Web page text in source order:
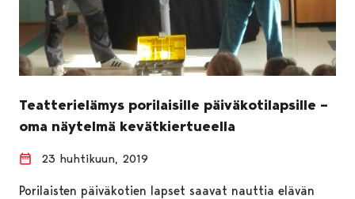
Teatterielämys porilaisille päiväkotilapsille –
oma näytelmä kevätkiertueella
23 huhtikuun, 2019
Porilaisten päiväkotien lapset saavat nauttia elävän